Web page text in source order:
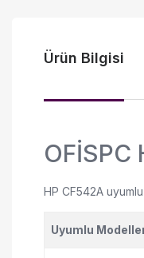
Ürün Bilgisi
OFİSPC
HP CF542A
Uyumlu